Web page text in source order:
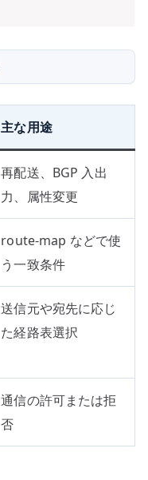
主な用途
再配送、BGP 入出
力、属性変更
route-map などで使
う一致条件
送信元や宛先に応じ
た経路表選択
通信の許可または拒
否